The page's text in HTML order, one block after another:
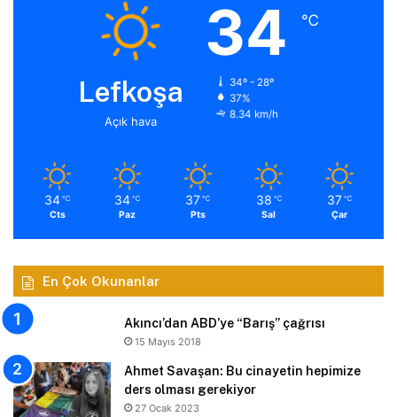
Lefkoşa
Açık hava
34 ℃
34º - 28º
37%
8.34 km/h
34 ℃
Cts
34 ℃
Paz
37 ℃
Pts
38 ℃
Sal
37 ℃
Çar
En Çok Okunanlar
Akıncı’dan ABD’ye “Barış” çağrısı
15 Mayıs 2018
Ahmet Savaşan: Bu cinayetin hepimize
ders olması gerekiyor
27 Ocak 2023